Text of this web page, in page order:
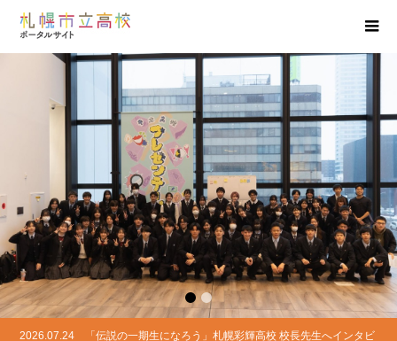
1 2
2026.07.24
「伝説の一期生になろう」札幌彩輝高校 校長先生へインタビ